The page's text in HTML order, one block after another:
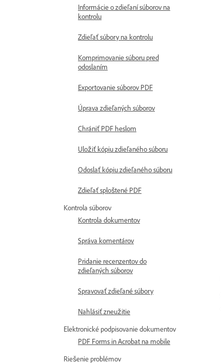
Informácie o zdieľaní súborov na
kontrolu
Zdieľať súbory na kontrolu
Komprimovanie súboru pred
odoslaním
Exportovanie súborov PDF
Úprava zdieľaných súborov
Chrániť PDF heslom
Uložiť kópiu zdieľaného súboru
Odoslať kópiu zdieľaného súboru
Zdieľať sploštené PDF
Kontrola súborov
Kontrola dokumentov
Správa komentárov
Pridanie recenzentov do
zdieľaných súborov
Spravovať zdieľané súbory
Nahlásiť zneužitie
Elektronické podpisovanie dokumentov
PDF Forms in Acrobat na mobile
Riešenie problémov